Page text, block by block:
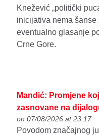
Knežević „politički
inicijativa nema
eventualno glasanje
Crne Gore.
Mandić: Promjene
zasnovane na
on 07/08/2026 at 23:17
Povodom značajnog